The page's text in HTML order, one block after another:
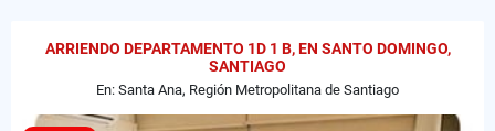
ARRIENDO DEPARTAMENTO 1D 1 B, EN SANTO DOMINGO,
SANTIAGO
En: Santa Ana, Región Metropolitana de Santiago